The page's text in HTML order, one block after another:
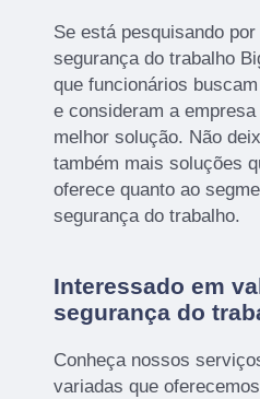
Se está pesquisando
segurança do trabalho
que funcionários
e consideram a
melhor solução. Não
também mais soluções
oferece quanto ao
segurança do trabalho.
Interessado em
segurança do
Conheça nossos
variadas que